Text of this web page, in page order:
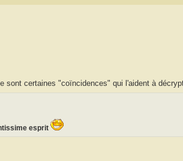
certaines "coïncidences" qui l'aident à
esprit